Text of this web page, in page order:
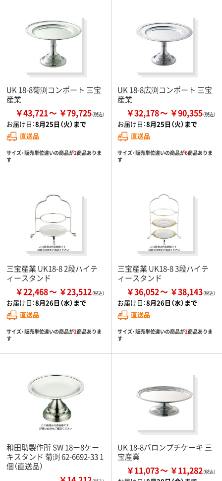
UK 18-8菊渕コンポート 三宝
産業
￥43,721 ￥79,725
お届け日：8月25日（火）まで
直送品
サイズ・販売単位違いの商品が2商品ありま
す
UK 18-8広渕コンポート 三宝
産業
￥32,178 ￥90,355
お届け日：8月25日（火）まで
直送品
サイズ・販売単位違いの商品が6商品ありま
す
三宝産業 UK18-8 2段ハイテ
ィースタンド
￥22,468 ￥23,512
お届け日：8月26日（水）まで
直送品
サイズ・販売単位違いの商品が2商品ありま
す
三宝産業 UK18-8 3段ハイテ
ィースタンド
￥36,052 ￥38,143
お届け日：8月26日（水）まで
直送品
サイズ・販売単位違いの商品が2商品ありま
す
和田助製作所 SW 18ー8ケー
キスタンド 菊渕 62-6692-33 1
個（直送品）
UK 18-8バロンプチケーキ 三
宝産業
￥11,073 ￥11,282